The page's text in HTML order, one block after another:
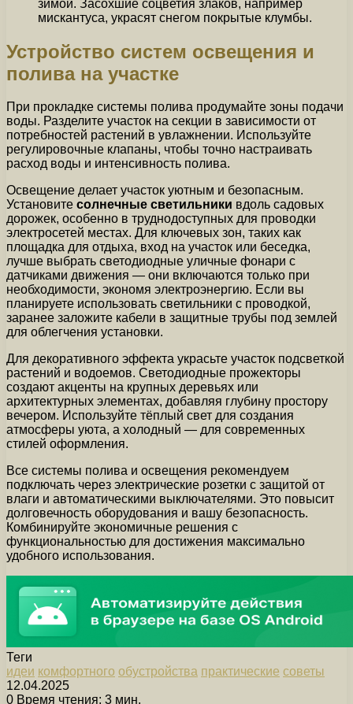
зимой. Засохшие соцветия злаков, например
мискантуса, украсят снегом покрытые клумбы.
Устройство систем освещения и
полива на участке
При прокладке системы полива продумайте зоны подачи
воды. Разделите участок на секции в зависимости от
потребностей растений в увлажнении. Используйте
регулировочные клапаны, чтобы точно настраивать
расход воды и интенсивность полива.
Освещение делает участок уютным и безопасным.
Установите солнечные светильники вдоль садовых
дорожек, особенно в труднодоступных для проводки
электросетей местах. Для ключевых зон, таких как
площадка для отдыха, вход на участок или беседка,
лучше выбрать светодиодные уличные фонари с
датчиками движения — они включаются только при
необходимости, экономя электроэнергию. Если вы
планируете использовать светильники с проводкой,
заранее заложите кабели в защитные трубы под землей
для облегчения установки.
Для декоративного эффекта украсьте участок подсветкой
растений и водоемов. Светодиодные прожекторы
создают акценты на крупных деревьях или
архитектурных элементах, добавляя глубину простору
вечером. Используйте тёплый свет для создания
атмосферы уюта, а холодный — для современных
стилей оформления.
Все системы полива и освещения рекомендуем
подключать через электрические розетки с защитой от
влаги и автоматическими выключателями. Это повысит
долговечность оборудования и вашу безопасность.
Комбинируйте экономичные решения с
функциональностью для достижения максимально
удобного использования.
Теги
идеи комфортного обустройства практические советы
12.04.2025
0 Время чтения: 3 мин.